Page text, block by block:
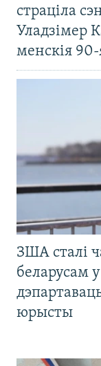
страціла
Уладзімер
менскія
ЗША сталі
беларусам
юрысты